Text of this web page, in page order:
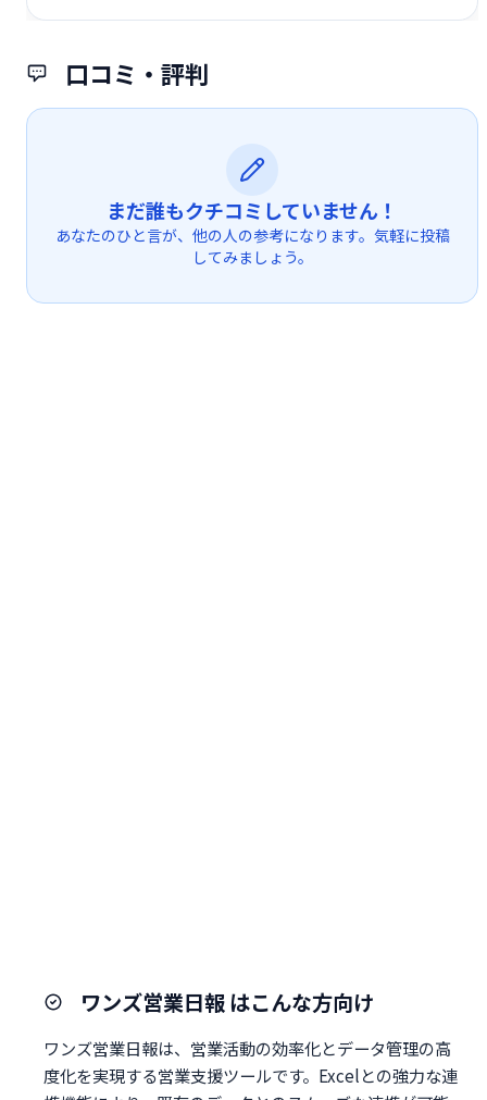
口コミ・評判
まだ誰もクチコミしていません！
あなたのひと言が、他の人の参考になります。気軽に投稿
してみましょう。
ワンズ営業日報 はこんな方向け
ワンズ営業日報は、営業活動の効率化とデータ管理の高
度化を実現する営業支援ツールです。Excelとの強力な連